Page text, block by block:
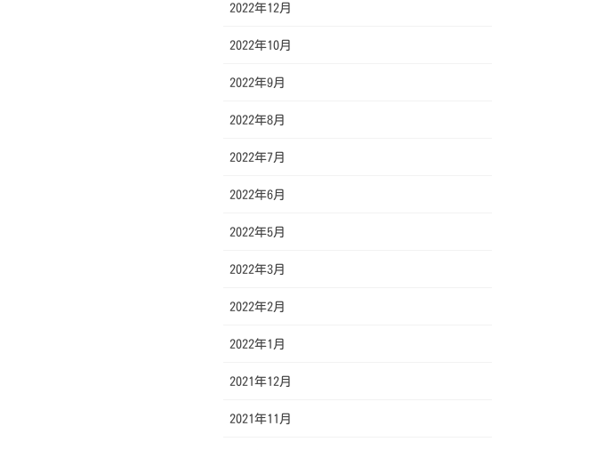
2022年12月
2022年10月
2022年9月
2022年8月
2022年7月
2022年6月
2022年5月
2022年3月
2022年2月
2022年1月
2021年12月
2021年11月